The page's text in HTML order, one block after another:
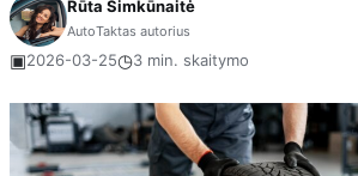
Rūta Šimkūnaitė
AutoTaktas autorius
▣2026-03-25◷3 min. skaitymo